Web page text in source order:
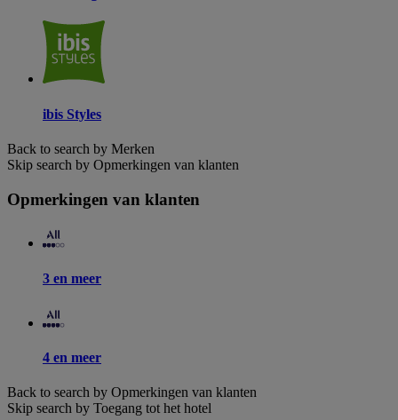
ibis Styles
Back to search by Merken
Skip search by Opmerkingen van klanten
Opmerkingen van klanten
3 en meer
4 en meer
Back to search by Opmerkingen van klanten
Skip search by Toegang tot het hotel